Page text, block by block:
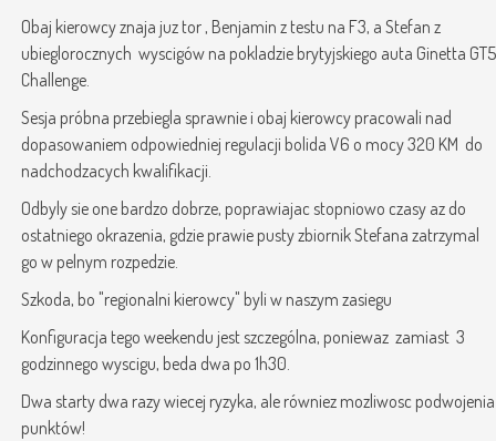
Obaj kierowcy znaja juz tor , Benjamin z testu na F3, a Stefan z
ubieglorocznych wyscigów na pokladzie brytyjskiego auta Ginetta GT5
Challenge.
Sesja próbna przebiegla sprawnie i obaj kierowcy pracowali nad
dopasowaniem odpowiedniej regulacji bolida V6 o mocy 320 KM do
nadchodzacych kwalifikacji.
Odbyly sie one bardzo dobrze, poprawiajac stopniowo czasy az do
ostatniego okrazenia, gdzie prawie pusty zbiornik Stefana zatrzymal
go w pelnym rozpedzie.
Szkoda, bo "regionalni kierowcy" byli w naszym zasiegu
Konfiguracja tego weekendu jest szczególna, poniewaz zamiast 3
godzinnego wyscigu, beda dwa po 1h30.
Dwa starty dwa razy wiecej ryzyka, ale równiez mozliwosc podwojenia
punktów!